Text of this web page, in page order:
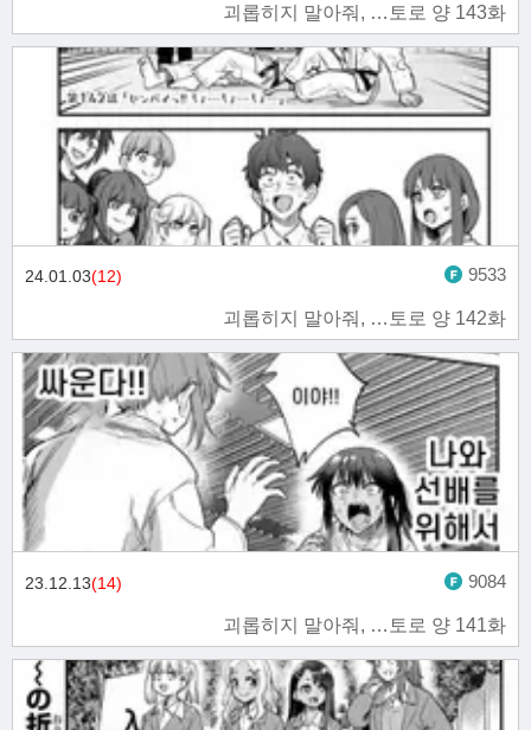
괴롭히지 말아줘, …토로 양 143화
괴롭히지 말아줘, …토로 양 142화
24.01.03(12) 9533
괴롭히지 말아줘, …토로 양 141화
23.12.13(14) 9084